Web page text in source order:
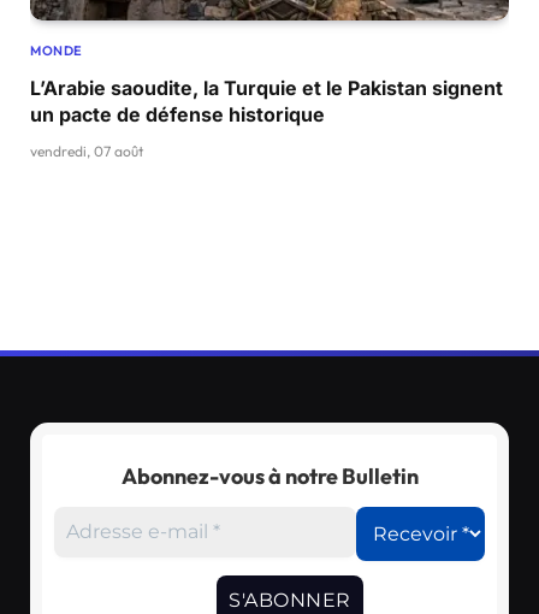
MONDE
L’Arabie saoudite, la Turquie et le Pakistan signent
un pacte de défense historique
vendredi, 07 août
Abonnez-vous à notre Bulletin